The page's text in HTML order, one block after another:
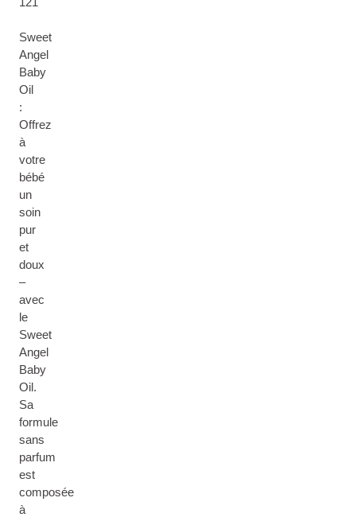
Sweet
Angel
Baby
Oil
:
Offrez
à
votre
bébé
un
soin
pur
et
doux
–
avec
le
Sweet
Angel
Baby
Oil.
Sa
formule
sans
parfum
est
composée
à